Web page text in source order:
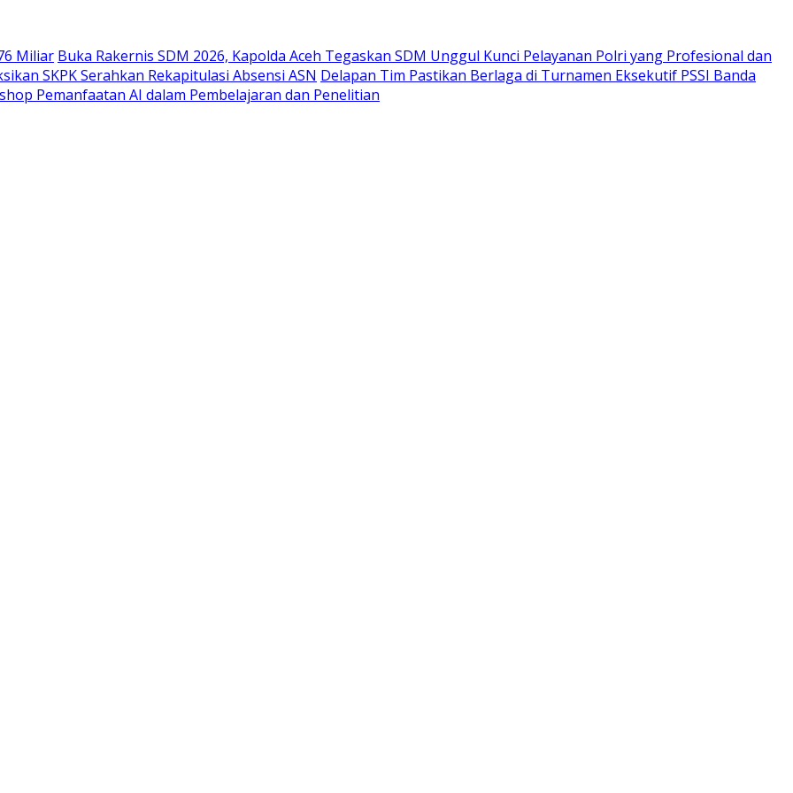
Miliar Buka Rakernis SDM 2026, Kapolda Aceh Tegaskan SDM Unggul Kunci Pelayanan Polri yang Profesional dan
SKPK Serahkan Rekapitulasi Absensi ASN Delapan Tim Pastikan Berlaga di Turnamen Eksekutif PSSI Banda
Pemanfaatan AI dalam Pembelajaran dan Penelitian